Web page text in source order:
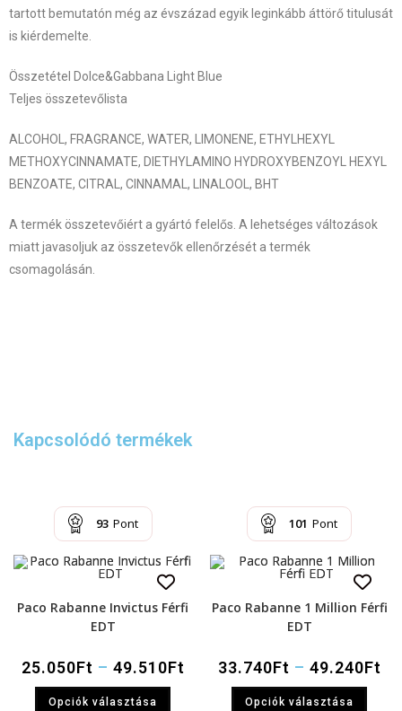
tartott bemutatón még az évszázad egyik leginkább áttörő titulusát
is kiérdemelte.
Összetétel Dolce&Gabbana Light Blue
Teljes összetevőlista
ALCOHOL, FRAGRANCE, WATER, LIMONENE, ETHYLHEXYL
METHOXYCINNAMATE, DIETHYLAMINO HYDROXYBENZOYL HEXYL
BENZOATE, CITRAL, CINNAMAL, LINALOOL, BHT
A termék összetevőiért a gyártó felelős. A lehetséges változások
miatt javasoljuk az összetevők ellenőrzését a termék
csomagolásán.
Kapcsolódó termékek
93 Pont
Paco Rabanne Invictus Férfi
EDT
25.050Ft – 49.510Ft
Opciók választása
101 Pont
Paco Rabanne 1 Million Férfi
EDT
33.740Ft – 49.240Ft
Opciók választása